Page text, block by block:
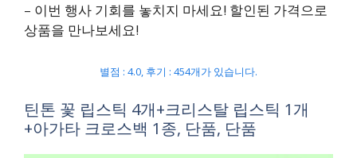
– 이번 행사 기회를 놓치지 마세요! 할인된 가격으로
상품을 만나보세요!
별점 : 4.0, 후기 : 454개가 있습니다.
틴톤 꽃 립스틱 4개+크리스탈 립스틱 1개
+아가타 크로스백 1종, 단품, 단품